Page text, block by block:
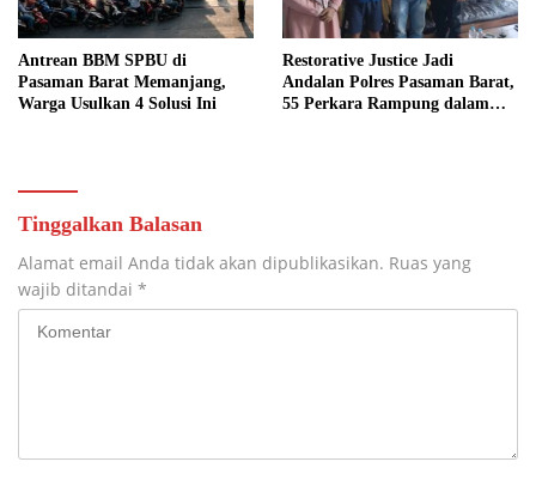
Antrean BBM SPBU di
Pasaman Barat Memanjang,
Warga Usulkan 4 Solusi Ini
Restorative Justice Jadi
Andalan Polres Pasaman Barat,
55 Perkara Rampung dalam
Tinggalkan Balasan
Alamat email Anda tidak akan dipublikasikan. Ruas yang
wajib ditandai *